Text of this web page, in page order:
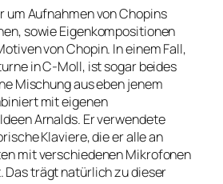
um Aufnahmen von Chopins
sowie Eigenkompositionen
von Chopin. In einem Fall,
in C-Moll, ist sogar beides
Mischung aus eben jenem
mit eigenen
Arnalds. Er verwendete
Klaviere, die er alle an
mit verschiedenen Mikrofonen
Das trägt natürlich zu dieser